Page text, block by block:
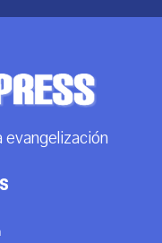
evangelización